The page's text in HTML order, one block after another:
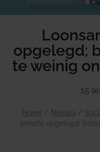
opgelegd;
te weinig
15
Home / Nieuws /
terecht opgelegd;